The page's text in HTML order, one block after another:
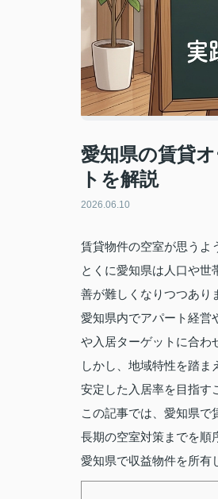
愛知県の賃貸
トを解説
2026.06.10
賃貸物件の空室が思うよ
とくに愛知県は人口や
善が難しくなりつつあり
愛知県内でアパート経営
や入居ターゲットに合わ
しかし、地域特性を踏
安定した入居率を目指す
この記事では、愛知県
長期の空室対策までを順
愛知県で収益物件を所有